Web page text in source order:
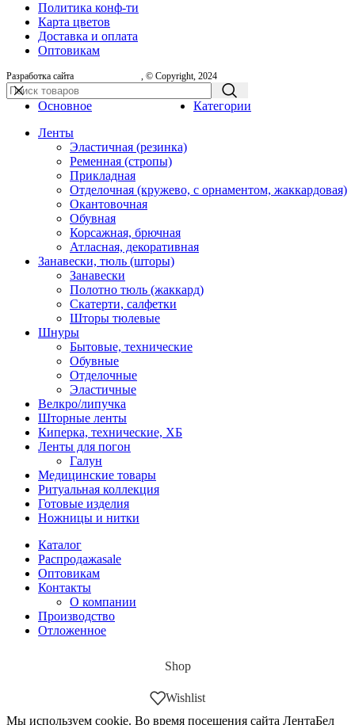
Политика конф-ти
Карта цветов
Доставка и оплата
Оптовикам
Разработка сайта , © Copyright, 2024
Основное
Категории
Ленты
Эластичная (резинка)
Ременная (стропы)
Прикладная
Отделочная (кружево, с орнаментом, жаккардовая)
Окантовочная
Обувная
Корсажная, брючная
Атласная, декоративная
Занавески, тюль (шторы)
Занавески
Полотно тюль (жаккард)
Скатерти, салфетки
Шторы тюлевые
Шнуры
Бытовые, технические
Обувные
Отделочные
Эластичные
Велкро/липучка
Шторные ленты
Киперка, технические, ХБ
Ленты для погон
Галун
Медицинские товары
Ритуальная коллекция
Готовые изделия
Ножницы и нитки
Каталог
Распродажаsale
Оптовикам
Контакты
О компании
Производство
Отложенное
Shop
Wishlist
Мы используем cookie. Во время посещения сайта ЛентаБел